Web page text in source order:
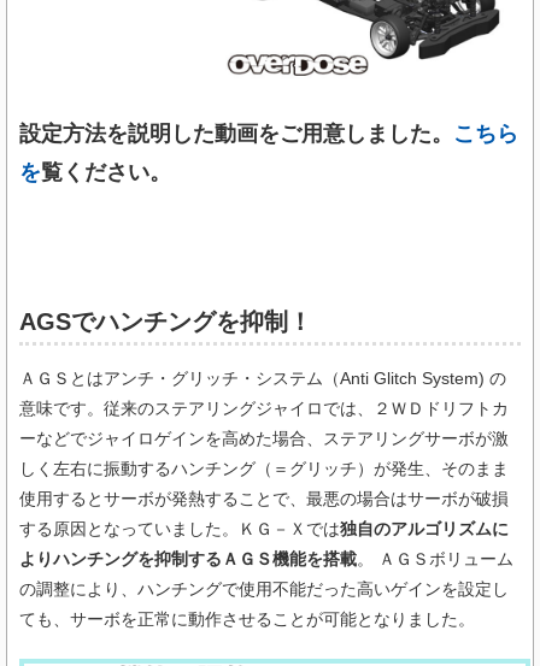
設定方法を説明した動画をご用意しました。 こちら
を覧ください。
AGSでハンチングを抑制！
ＡＧＳとはアンチ・グリッチ・システム（Anti Glitch System) の
意味です。従来のステアリングジャイロでは、２ＷＤドリフトカ
ーなどでジャイロゲインを高めた場合、ステアリングサーボが激
しく左右に振動するハンチング（＝グリッチ）が発生、そのまま
使用するとサーボが発熱することで、最悪の場合はサーボが破損
する原因となっていました。ＫＧ－Ｘでは独自のアルゴリズムに
よりハンチングを抑制するＡＧＳ機能を搭載。 ＡＧＳボリューム
の調整により、ハンチングで使用不能だった高いゲインを設定し
ても、サーボを正常に動作させることが可能となりました。